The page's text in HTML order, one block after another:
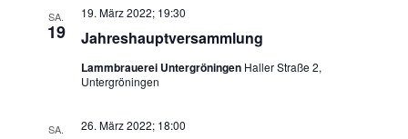
SA.
19 Jahreshauptversammlung
19. März 2022; 19:30
Lammbrauerei Untergröningen Haller Straße 2,
Untergröningen
SA. 26. März 2022; 18:00